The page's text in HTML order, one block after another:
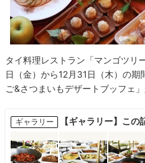
タイ料理レストラン「マンゴツリ
⽇（金）から12⽉31⽇（木）の
ご&さつまいもデザートブッフェ
ギャラリー 【ギャラリー】こ